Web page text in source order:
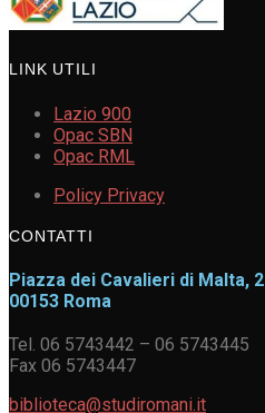
LINK UTILI
Lazio 900
Opac SBN
Opac RML
Policy Privacy
CONTATTI
Piazza dei Cavalieri di Malta, 2
00153 Roma
Tel. 06 5743442 – 06 5743445
Fax 06 5743447
biblioteca@studiromani.it